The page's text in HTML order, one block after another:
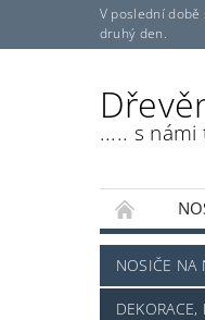
V poslední
druhý den.
..... s
SKŘÍŇKY
3D TISK
NOSIČE NA
DEKORACE,